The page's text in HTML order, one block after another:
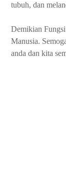
tubuh, dan
Demikian
Manusia.
anda dan kita